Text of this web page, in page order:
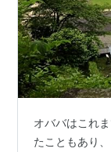
オババはこれ
たこともあり